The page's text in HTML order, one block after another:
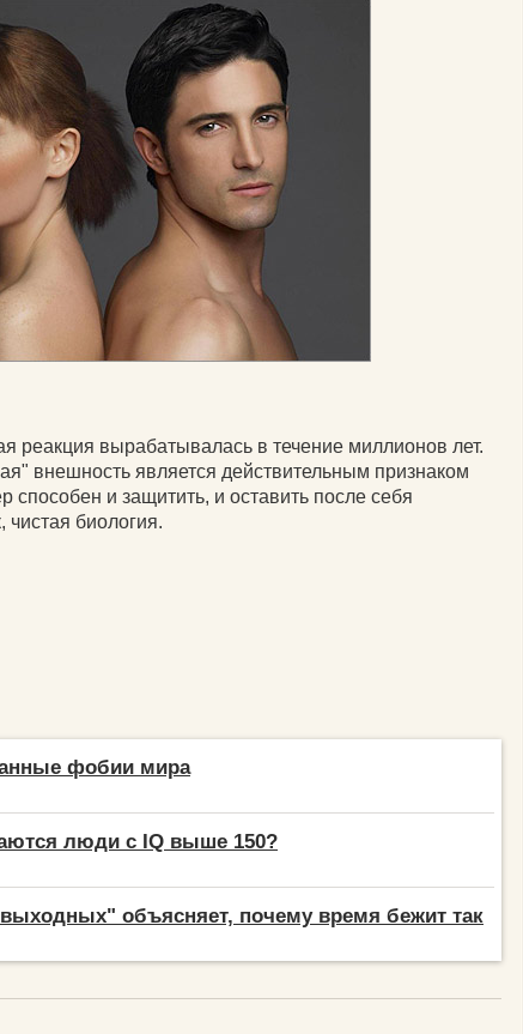
реакция вырабатывалась в течение миллионов лет.
внешность является действительным признаком
способен и защитить, и оставить после себя
чистая биология.
фобии мира
люди с IQ выше 150?
объясняет, почему время бежит так